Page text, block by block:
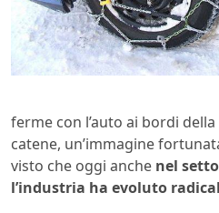
ferme con l’auto ai bordi
catene, un’immagine
visto che oggi anche nel
l’industria ha evoluto